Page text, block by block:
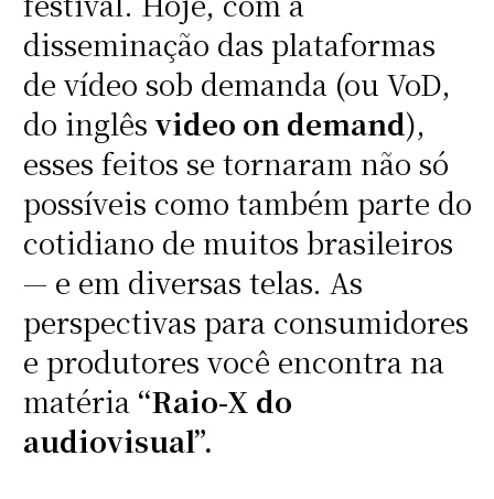
disseminação das plataformas
de vídeo sob demanda (ou VoD,
do inglêsvideo on demand),
esses feitos se tornaram não só
possíveis como também parte do
cotidiano de muitos brasileiros
— e em diversas telas. As
perspectivas para consumidores
e produtores você encontra na
matéria “Raio-X do
audiovisual”.